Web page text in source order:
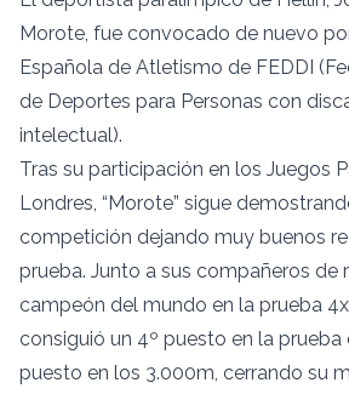
Morote, fue convocado de nuevo
Española de Atletismo de FEDDI
de Deportes para Personas con
intelectual).
Tras su participación en los Juegos
Londres, “Morote” sigue
competición dejando muy buenos
prueba. Junto a sus compañeros de
campeón del mundo en la prueba
consiguió un 4º puesto en la prueba
puesto en los 3.000m, cerrando su